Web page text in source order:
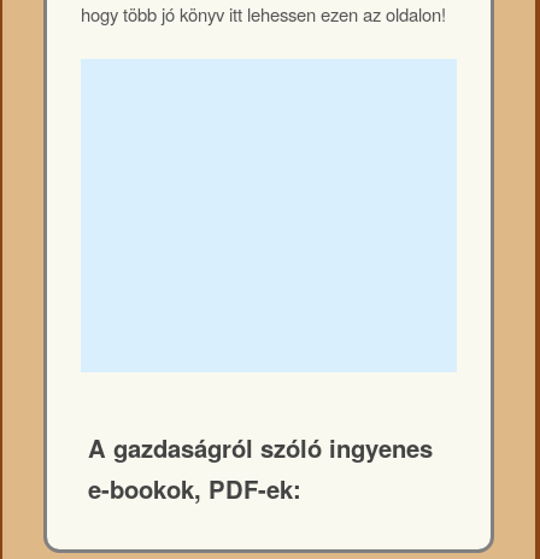
hogy több jó könyv itt lehessen ezen az oldalon!
A gazdaságról szóló ingyenes
e-bookok, PDF-ek: